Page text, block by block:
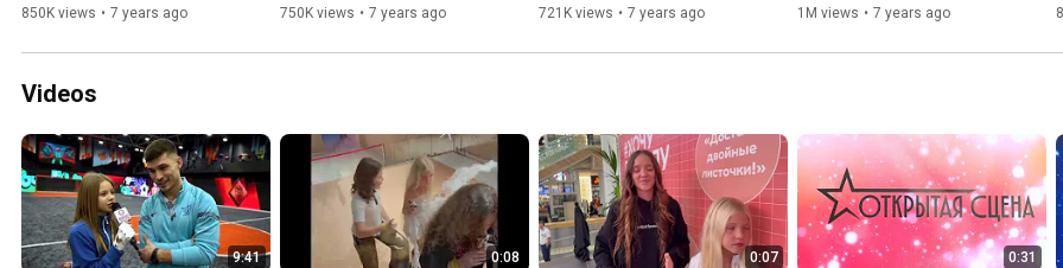
850K views • 7 years ago
750K views • 7 years ago
721K views • 7 years ago
1M views • 7 years ago
Videos
9:41 0:08 0:07 0:31